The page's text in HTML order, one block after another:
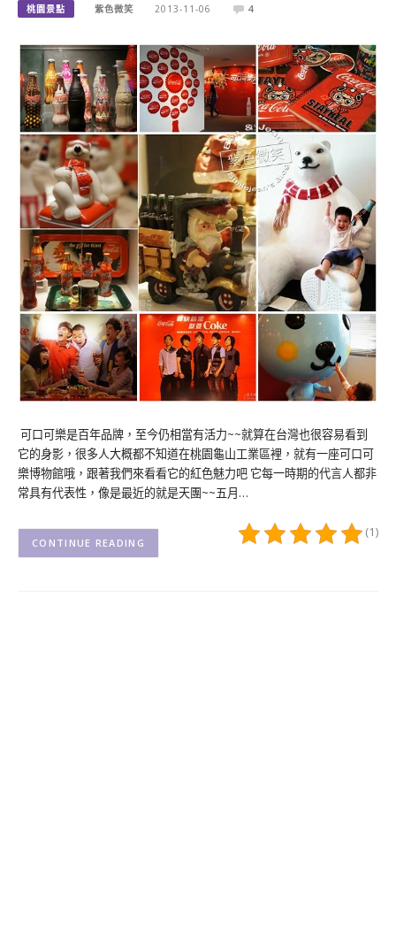
桃園景點 紫色微笑 2013-11-06 4
可口可樂是百年品牌，至今仍相當有活力~~就算在台灣也很容易看到
它的身影，很多人大概都不知道在桃園龜山工業區裡，就有一座可口可
樂博物館哦，跟著我們來看看它的紅色魅力吧 它每一時期的代言人都非
常具有代表性，像是最近的就是天團~~五月…
(1)
CONTINUE READING